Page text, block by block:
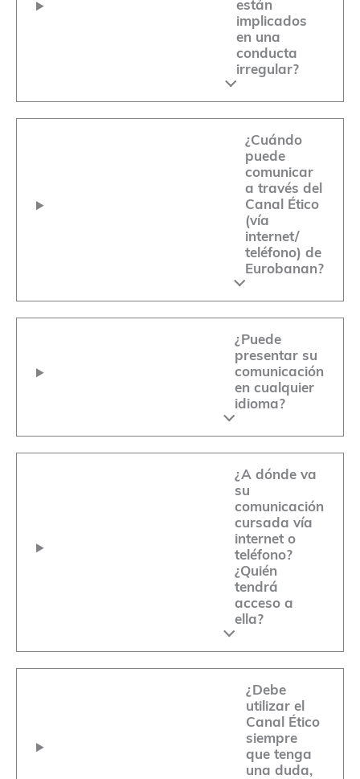
están
implicados
en una
conducta
irregular?
¿Cuándo
puede
comunicar
a través del
Canal Ético
(vía
internet/
teléfono) de
Eurobanan?
¿Puede
presentar su
comunicación
en cualquier
idioma?
¿A dónde va
su
comunicación
cursada vía
internet o
teléfono?
¿Quién
tendrá
acceso a
ella?
¿Debe
utilizar el
Canal Ético
siempre
que tenga
una duda,